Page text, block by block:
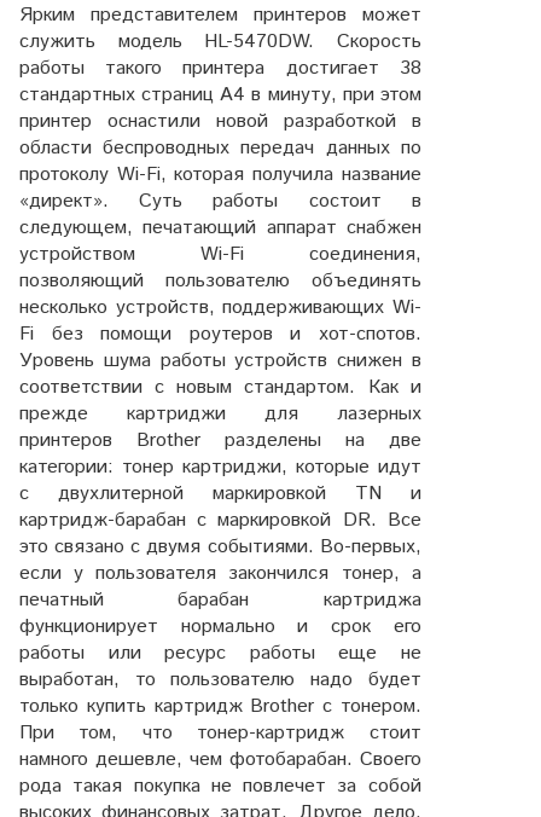
Ярким представителем принтеров может
служить модель HL-5470DW. Скорость
работы такого принтера достигает 38
стандартных страниц А4 в минуту, при этом
принтер оснастили новой разработкой в
области беспроводных передач данных по
протоколу Wi-Fi, которая получила название
«директ». Суть работы состоит в
следующем, печатающий аппарат снабжен
устройством Wi-Fi соединения,
позволяющий пользователю объединять
несколько устройств, поддерживающих Wi-
Fi без помощи роутеров и хот-спотов.
Уровень шума работы устройств снижен в
соответствии с новым стандартом. Как и
прежде картриджи для лазерных
принтеров Brother разделены на две
категории: тонер картриджи, которые идут
с двухлитерной маркировкой TN и
картридж-барабан с маркировкой DR. Все
это связано с двумя событиями. Во-первых,
если у пользователя закончился тонер, а
печатный барабан картриджа
функционирует нормально и срок его
работы или ресурс работы еще не
выработан, то пользователю надо будет
только купить картридж Brother с тонером.
При том, что тонер-картридж стоит
намного дешевле, чем фотобарабан. Своего
рода такая покупка не повлечет за собой